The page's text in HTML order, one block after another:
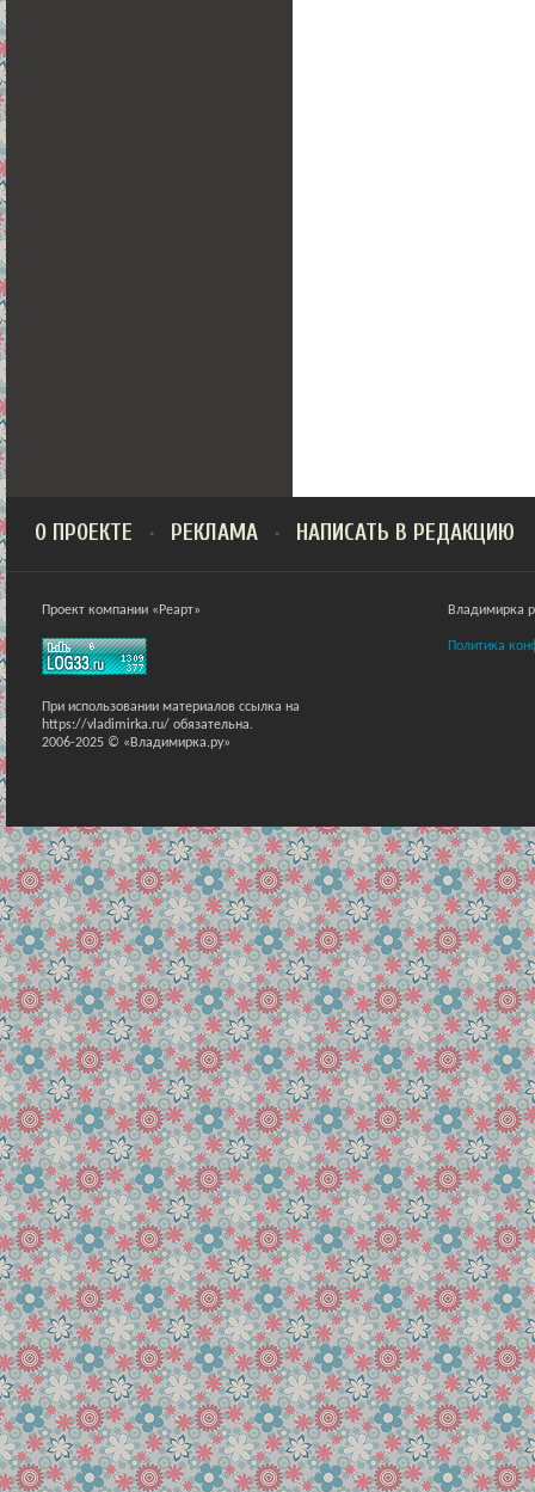
О ПРОЕКТЕ РЕКЛАМА НАПИСАТЬ В РЕДАКЦИЮ
Проект компании «Реарт»
При использовании материалов ссылка на
https://vladimirka.ru/ обязательна.
2006-2025 © «Владимирка.ру»
Владимирка
Политика